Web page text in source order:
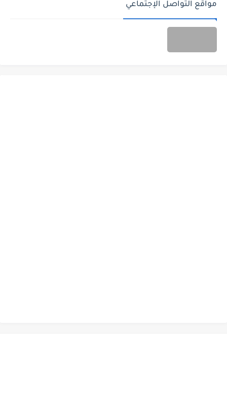
مواقع التواصل الإجتماعي